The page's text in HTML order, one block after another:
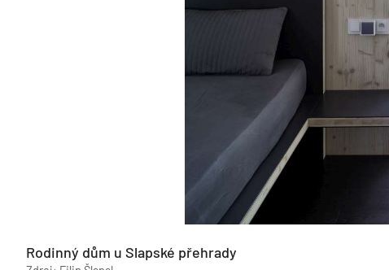
Rodinný dům u Slapské přehrady